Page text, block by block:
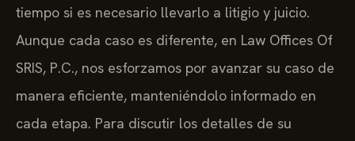
tiempo si es necesario llevarlo a litigio y juicio.
Aunque cada caso es diferente, en Law Offices Of
SRIS, P.C., nos esforzamos por avanzar su caso de
manera eficiente, manteniéndolo informado en
cada etapa. Para discutir los detalles de su